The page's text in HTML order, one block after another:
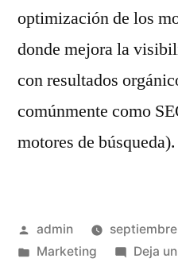
optimización de los
donde mejora la
con resultados
comúnmente como
motores de búsqueda).
Publicado
por
admin
Publicado
Marketing Deja